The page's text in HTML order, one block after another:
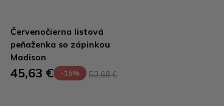
Červenočierna listová
peňaženka so zápinkou
Madison
45,63 € -15% 53,68 €